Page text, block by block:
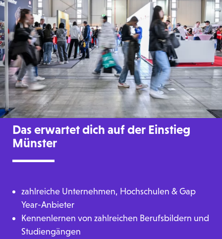
Das erwartet dich auf der Einstieg
Münster
zahlreiche Unternehmen, Hochschulen & Gap
Year-Anbieter
Kennenlernen von zahlreichen Berufsbildern und
Studiengängen